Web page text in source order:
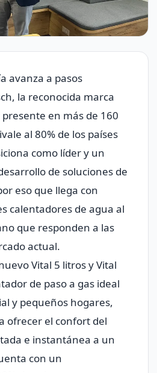
avanza a pasos
la reconocida marca
en más de 160
al 80% de los países
como líder y un
de soluciones de
eso que llega con
calentadores de agua al
que responden a las
actual.
Vital 5 litros y Vital
de paso a gas ideal
y pequeños hogares,
ofrecer el confort del
e instantánea a un
con un